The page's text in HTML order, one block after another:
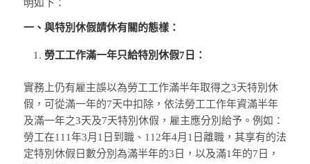
明如下：
一、與特別休假請休有關的態樣：
勞工工作滿一年只給特別休假7日：
實務上仍有雇主誤以為勞工工作滿半年取得之3天特別休
假，可從滿一年的7天中扣除，依法勞工工作年資滿半年
及滿一年之3天及7天特別休假，雇主應分別給予。例如：
勞工在111年3月1日到職、112年4月1日離職，其享有的法
定特別休假日數分別為滿半年的3日，以及滿1年的7日，